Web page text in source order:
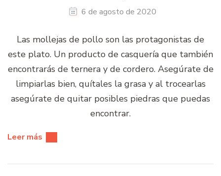
6 de agosto de 2020
Las mollejas de pollo son las protagonistas de
este plato. Un producto de casquería que también
encontrarás de ternera y de cordero. Asegúrate de
limpiarlas bien, quítales la grasa y al trocearlas
asegúrate de quitar posibles piedras que puedas
encontrar.
Leer más